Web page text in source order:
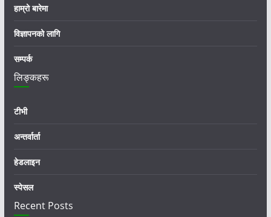
हाम्रो बारेमा
विज्ञापनको लागि
सम्पर्क
लिङ्कहरू
टीभी
अन्तर्वार्ता
हेडलाइन
स्पेसल
Recent Posts